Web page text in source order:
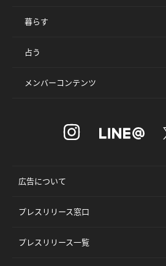
暮らす
占う
メンバーコンテンツ
広告について
プレスリリース窓口
プレスリリース一覧